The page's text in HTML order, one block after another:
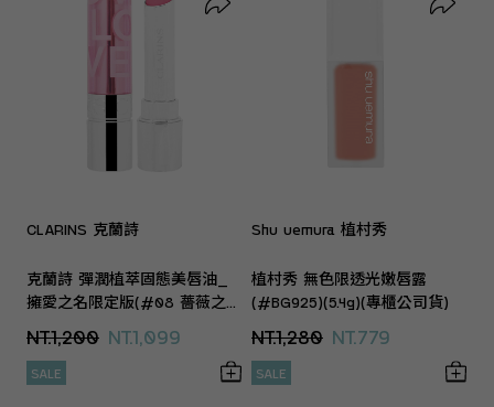
CLARINS 克蘭詩
克蘭詩 彈潤植萃固態美唇油_
擁愛之名限定版(#08 薔薇之
NT.1,200 NT.1,099
SALE
Shu uemura 植村秀
植村秀 無色限透光嫩唇露
(#BG925)(5.4g)(專櫃公司貨)
NT.1,280 NT.779
SALE